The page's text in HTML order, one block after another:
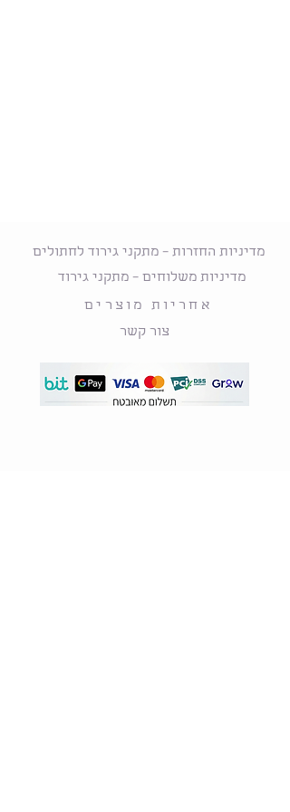
מדיניות החזרות – מתקני גירוד לחתולים
מדיניות משלוחים – מתקני גירוד
אחריות מוצרים
צור קשר